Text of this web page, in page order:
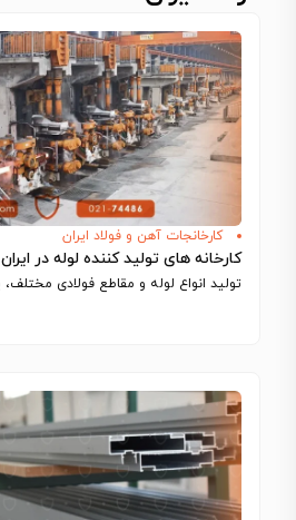
کارخانجات آهن و فولاد ایران
کارخانه های تولید کننده لوله در ایران